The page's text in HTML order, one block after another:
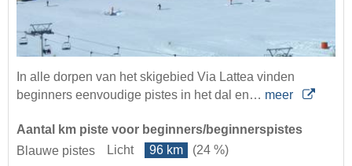
In alle dorpen van het skigebied Via Lattea vinden
beginners eenvoudige pistes in het dal en… meer
Aantal km piste voor beginners/beginnerspistes
Blauwe pistes
Licht 96 km
(24 %)